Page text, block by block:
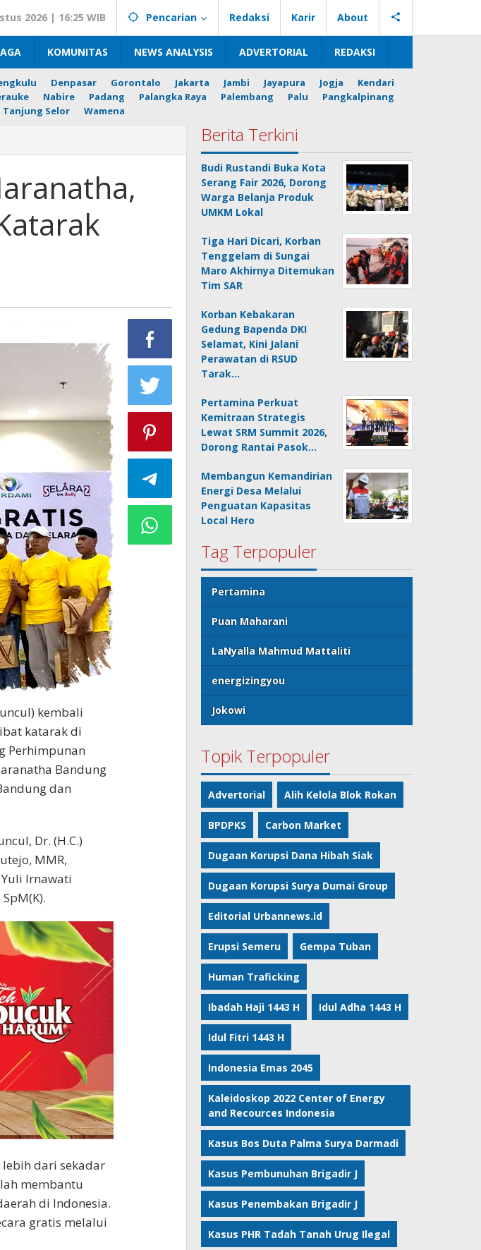
2026 | 16:25 WIB Pencarian Redaksi Karir About
KOMUNITAS NEWS ANALYSIS ADVERTORIAL REDAKSI
Denpasar Gorontalo Jakarta Jambi Jayapura Jogja
Kendari
Nabire Padang Palangka Raya Palembang Palu
Pangkalpinang
Tanjung Selor Wamena
kembali
katarak di
Perhimpunan
Bandung
dan
Dr. (H.C.)
MMR,
Irnawati
lebih dari sekadar
membantu
di Indonesia.
gratis melalui
Berita Terkini
Budi Rustandi Buka Kota
Serang Fair 2026, Dorong
Warga Belanja Produk
UMKM Lokal
Tiga Hari Dicari, Korban
Tenggelam di Sungai
Maro Akhirnya Ditemukan
Tim SAR
Korban Kebakaran
Gedung Bapenda DKI
Selamat, Kini Jalani
Perawatan di RSUD
Tarak…
Pertamina Perkuat
Kemitraan Strategis
Lewat SRM Summit 2026,
Dorong Rantai Pasok…
Membangun Kemandirian
Energi Desa Melalui
Penguatan Kapasitas
Local Hero
Tag Terpopuler
Pertamina
Puan Maharani
LaNyalla Mahmud Mattaliti
energizingyou
Jokowi
Topik Terpopuler
Advertorial Alih Kelola Blok Rokan
BPDPKS Carbon Market
Dugaan Korupsi Dana Hibah Siak
Dugaan Korupsi Surya Dumai Group
Editorial Urbannews.id
Erupsi Semeru Gempa Tuban
Human Traficking
Ibadah Haji 1443 H Idul Adha 1443 H
Idul Fitri 1443 H
Indonesia Emas 2045
Kaleidoskop 2022 Center of Energy
and Recources Indonesia
Kasus Bos Duta Palma Surya Darmadi
Kasus Pembunuhan Brigadir J
Kasus Penembakan Brigadir J
Kasus PHR Tadah Tanah Urug Ilegal